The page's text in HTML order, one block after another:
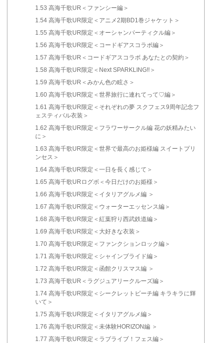
1.53 高海千歌UR＜ファンシー編＞
1.54高海千歌UR限定＜アニメ2期BD1巻ジャケット＞
1.55 高海千歌UR限定＜オーシャンパーティクル編＞
1.56 高海千歌UR限定＜コードギアスコラボ編＞
1.57 高海千歌UR＜コードギアスコラボ あなたとの契約＞
1.58 高海千歌UR限定＜Next SPARKLING!!＞
1.59 高海千歌UR＜みかん色の眩さ＞
1.60高海千歌UR限定＜世界旅行に連れてって♡編＞
1.61
高海千歌UR限定＜それぞれの夢 スクフェス9周年記念フ
ェスティバル衣装＞
1.62 高海千歌UR限定＜フラワーサークル編 花の妖精みたい
に＞
1.63 高海千歌UR限定＜世界で最高のお姫様編 スイートプリ
ンセス＞
1.64高海千歌UR限定＜一日を長く感じて＞
1.65 高海千歌URログボ＜今日だけのお姫様＞
1.66 高海千歌UR限定＜イタリアグルメ編 ＞
1.67 高海千歌UR限定＜ウォーターエッセンス編＞
1.68 高海千歌UR限定＜紅葉狩り西武鉄道編＞
1.69 高海千歌UR限定＜大好きな衣装＞
1.70高海千歌UR限定＜ファンクションロック編＞
1.71 高海千歌UR限定＜シャインブライド編＞
1.72 高海千歌UR限定＜函館クリスマス編 ＞
1.73 高海千歌UR＜ラグジュアリークルーズ編＞
1.74高海千歌UR限定＜シークレットビーチ編 キラキラに輝
いて＞
1.75 高海千歌UR限定＜イタリアグルメ編＞
1.76 高海千歌UR限定＜未体験HORIZON編 ＞
1.77 高海千歌UR限定＜ラブライブ！フェス編＞